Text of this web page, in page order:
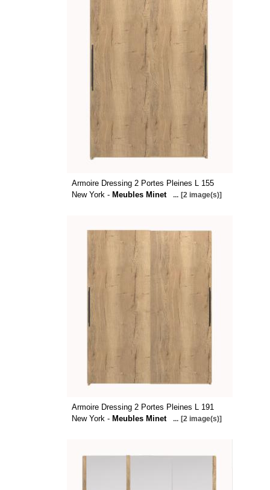
Armoire Dressing 2 Portes Pleines L 155
New York - Meubles Minet ... [2 image(s)]
Armoire Dressing 2 Portes Pleines L 191
New York - Meubles Minet ... [2 image(s)]